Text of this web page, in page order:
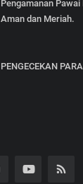
Pengamanan
Aman dan Meriah.
PENGECEKAN